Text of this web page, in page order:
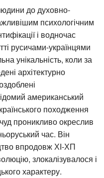
до духовно-
психологічним
і водночас
русичами-українцями
унікальність, коли за
архітектурно
американський
походження
проникливо окреслив
час. Він
впродовж ХІ-ХП
злокалізувалося і
характеру.